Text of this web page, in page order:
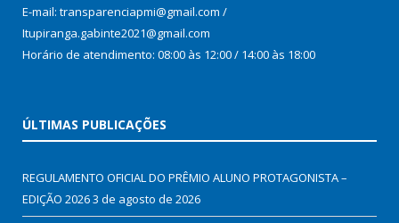
E-mail: transparenciapmi@gmail.com /
Itupiranga.gabinte2021@gmail.com
Horário de atendimento: 08:00 às 12:00 / 14:00 às 18:00
ÚLTIMAS PUBLICAÇÕES
REGULAMENTO OFICIAL DO PRÊMIO ALUNO PROTAGONISTA –
EDIÇÃO 20263 de agosto de 2026